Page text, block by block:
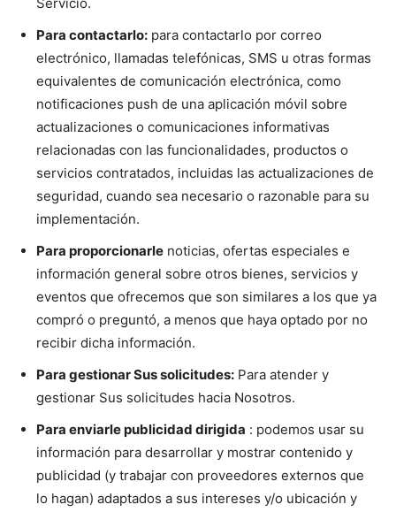
Para contactarlo: para contactarlo por correo
electrónico, llamadas telefónicas, SMS u otras formas
equivalentes de comunicación electrónica, como
notificaciones push de una aplicación móvil sobre
actualizaciones o comunicaciones informativas
relacionadas con las funcionalidades, productos o
servicios contratados, incluidas las actualizaciones de
seguridad, cuando sea necesario o razonable para su
implementación.
Para proporcionarle noticias, ofertas especiales e
información general sobre otros bienes, servicios y
eventos que ofrecemos que son similares a los que ya
compró o preguntó, a menos que haya optado por no
recibir dicha información.
Para gestionar Sus solicitudes: Para atender y
gestionar Sus solicitudes hacia Nosotros.
Para enviarle publicidad dirigida : podemos usar su
información para desarrollar y mostrar contenido y
publicidad (y trabajar con proveedores externos que
lo hagan) adaptados a sus intereses y/o ubicación y